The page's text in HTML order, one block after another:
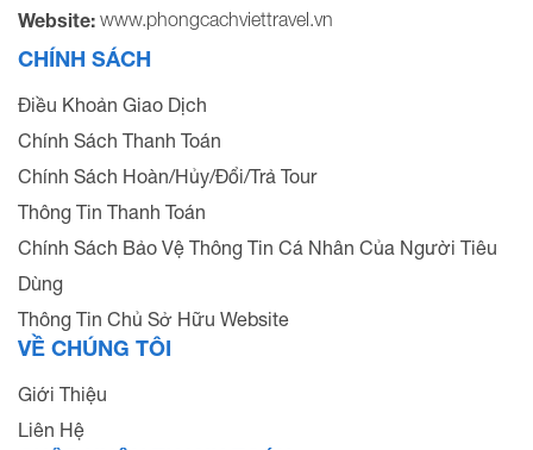
Website: www.phongcachviettravel.vn
CHÍNH SÁCH
Điều Khoản Giao Dịch
Chính Sách Thanh Toán
Chính Sách Hoàn/Hủy/Đổi/Trả Tour
Thông Tin Thanh Toán
Chính Sách Bảo Vệ Thông Tin Cá Nhân Của Người Tiêu
Dùng
Thông Tin Chủ Sở Hữu Website
VỀ CHÚNG TÔI
Giới Thiệu
Liên Hệ